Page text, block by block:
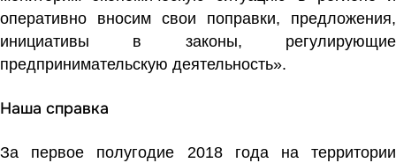
оперативно вносим свои поправки, предложения,
инициативы в законы, регулирующие
предпринимательскую деятельность».
Наша справка
За первое полугодие 2018 года на территории